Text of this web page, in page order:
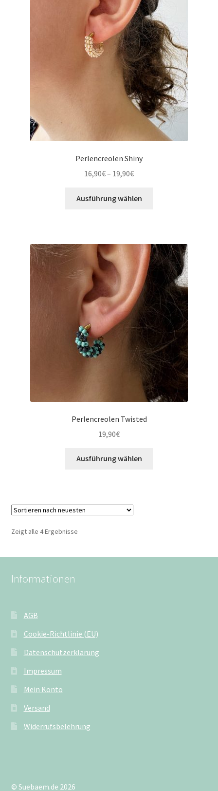
Perlencreolen Shiny
16,90€– 19,90€
Ausführung wählen
Perlencreolen Twisted
19,90€
Ausführung wählen
Zeigt alle 4 Ergebnisse
Informationen
AGB
Cookie-Richtlinie (EU)
Datenschutzerklärung
Impressum
Mein Konto
Versand
Widerrufsbelehrung
© Suebaem.de 2026